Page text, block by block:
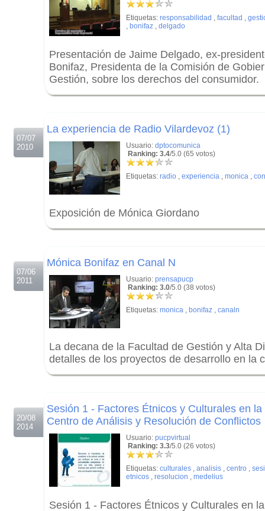
Etiquetas: responsabilidad , facultad ,
, bonifaz , delgado
Presentación de Jaime Delgado, ex-
Bonifaz, Presidenta de la Comisión de
Gestión, sobre los derechos del consumidor.
07/07
2010
La experiencia de Radio Vilardevoz (1)
Usuario: dptocomunica
Ranking: 3.4/5.0 (65 votos)
Etiquetas: radio , experiencia , monica ,
Exposición de Mónica Giordano
07/06
2011
Mónica Bonifaz en Canal N
Usuario: prensapucp
Ranking: 3.0/5.0 (38 votos)
Etiquetas: monica , bonifaz , canaln
La decana de la Facultad de Gestión y Alta
detalles de los proyectos de desarrollo en la
20/08
2014
Sesión 1 - Factores Étnicos y Culturales en
Centro de Análisis y Resolución de Conflictos
Usuario: pucpvirtual
Ranking: 3.3/5.0 (26 votos)
Etiquetas: culturales , analisis , centro ,
etnicos , resolucion , medelius
Sesión 1 - Factores Étnicos y Culturales en